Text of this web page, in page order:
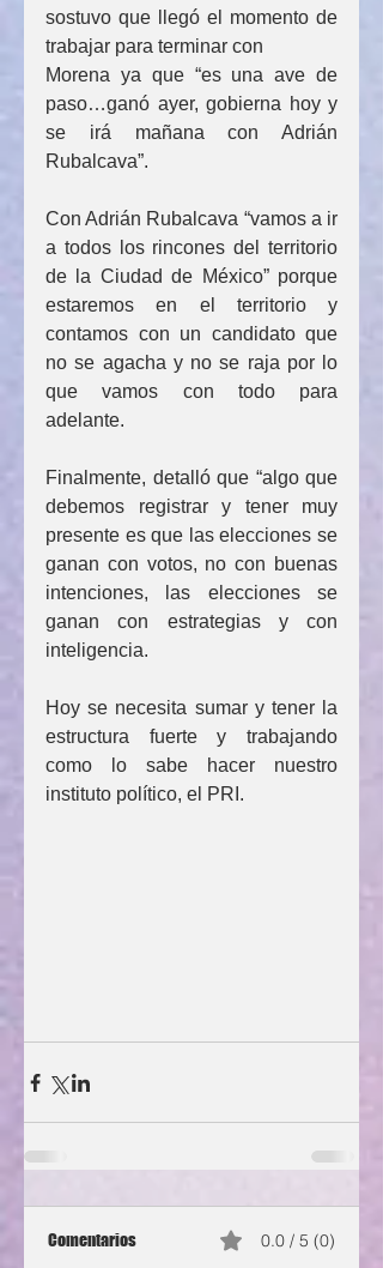
sostuvo que llegó el momento de
trabajar para terminar con
Morena ya que “es una ave de
paso…ganó ayer, gobierna hoy y
se irá mañana con Adrián
Rubalcava”.
Con Adrián Rubalcava “vamos a ir
a todos los rincones del territorio
de la Ciudad de México” porque
estaremos en el territorio y
contamos con un candidato que
no se agacha y no se raja por lo
que vamos con todo para
adelante.
Finalmente, detalló que “algo que
debemos registrar y tener muy
presente es que las elecciones se
ganan con votos, no con buenas
intenciones, las elecciones se
ganan con estrategias y con
inteligencia.
Hoy se necesita sumar y tener la
estructura fuerte y trabajando
como lo sabe hacer nuestro
instituto político, el PRI.
Comentarios 0.0 / 5 (0)